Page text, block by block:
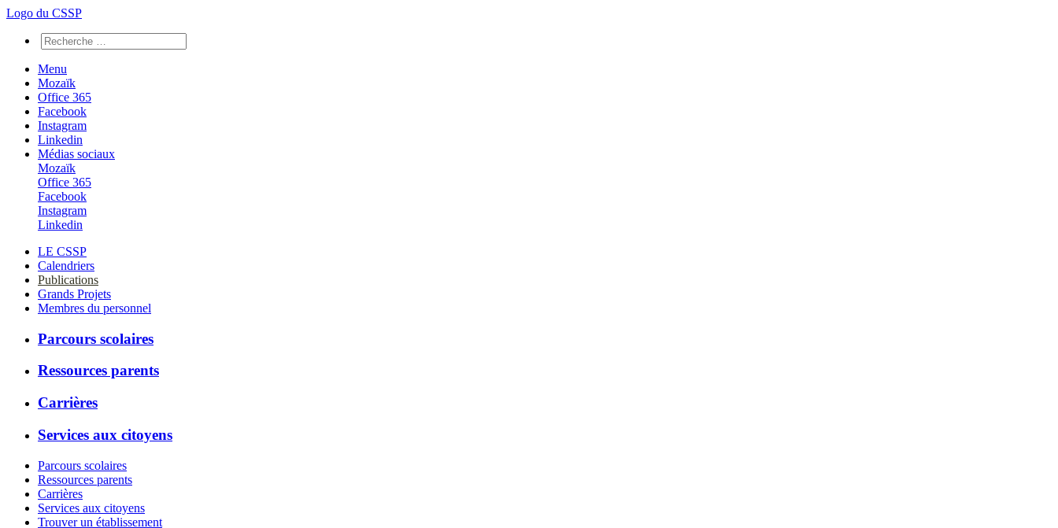
Logo du CSSP
Menu
Mozaïk
Office 365
Facebook
Instagram
Linkedin
Médias sociaux
Mozaïk
Office 365
Facebook
Instagram
Linkedin
LE CSSP
Calendriers
Publications
Grands Projets
Membres du personnel
Parcours scolaires
Ressources parents
Carrières
Services aux citoyens
Parcours scolaires
Ressources parents
Carrières
Services aux citoyens
Trouver un établissement